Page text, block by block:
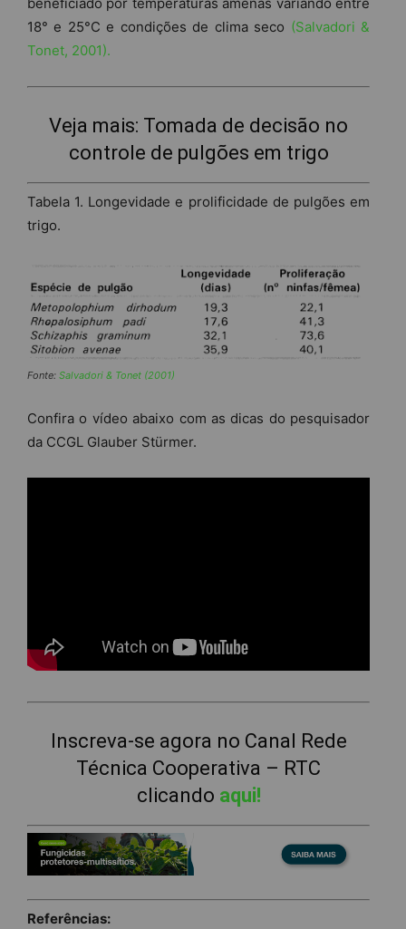
18° e 25°C e condições de clima seco (Salvadori &
Tonet, 2001).
Veja mais: Tomada de decisão no
controle de pulgões em trigo
Tabela 1. Longevidade e prolificidade de pulgões em
trigo.
Fonte: Salvadori & Tonet (2001)
Confira o vídeo abaixo com as dicas do pesquisador
da CCGL Glauber Stürmer.
Inscreva-se agora no Canal Rede
Técnica Cooperativa – RTC
clicando aqui!
Referências: